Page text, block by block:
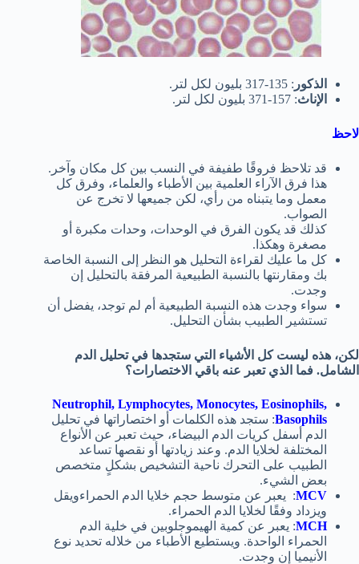
الذكور : 135-317 بليون لكل لتر.
الإناث: 157-371 بليون لكل لتر.
لاحظ
قد تلاحظ فروقًا طفيفة في النسب بين كل مكان وآخر.
هذا فرق الآراء العلمية بين الأطباء والعلماء، وفرق كل
معمل وما يتبناه من رأي، لكن جميعها لا تخرج عن
الصواب.
كذلك قد يكون الفرق في الوحدات، وحدات مكبرة أو
مصغرة وهكذا.
كل ما عليك لقراءة التحليل هو النظر إلى النسبة الخاصة
بك ومقارنتها بالنسبة الطبيعية المرفقة بالتحليل إن
وجدت.
سواء وجدت هذه النسبة الطبيعية أم لم توجد، يفضل أن
تستشير الطبيب بشأن التحليل.
لكن، هذه ليست كل الأشياء التي ستجدها في تحليل الدم
الشامل. فما الذي تعبر عنه باقي الاختصارات؟
Neutrophil, Lymphocytes, Monocytes, Eosinophils,
Basophils: ستجد هذه الكلمات أو اختصاراتها في تحليل
الدم أسفل كريات الدم البيضاء، حيث تعبر عن الأنواع
المختلفة لخلايا الدم. وعند زيادتها أو نقصها تساعد
الطبيب على التحرك ناحية التشخيص بشكلٍ متخصص
بعض الشيء.
MCV: يعبر عن متوسط حجم خلايا الدم الحمراءويقل
ويزداد وفقًا لخلايا الدم الحمراء.
MCH: يعبر عن كمية الهيموجلوبين في خلية الدم
الحمراء الواحدة. ويستطيع الأطباء من خلاله تحديد نوع
الأنيميا إن وجدت.